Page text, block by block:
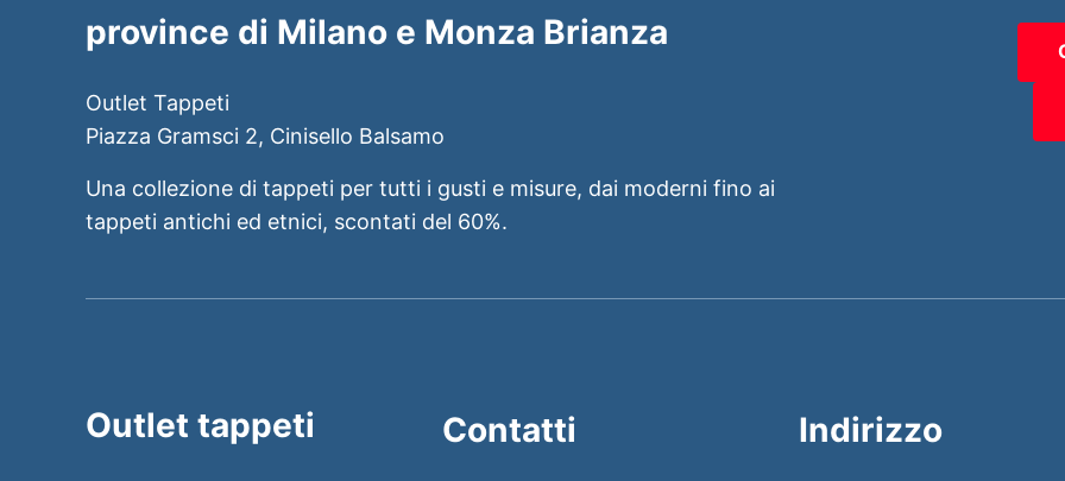
province di Milano e Monza Brianza
Outlet Tappeti
Piazza Gramsci 2, Cinisello Balsamo
Una collezione di tappeti per tutti i gusti e misure, dai moderni fino ai
tappeti antichi ed etnici, scontati del 60%.
Outlet tappeti Contatti Indirizzo